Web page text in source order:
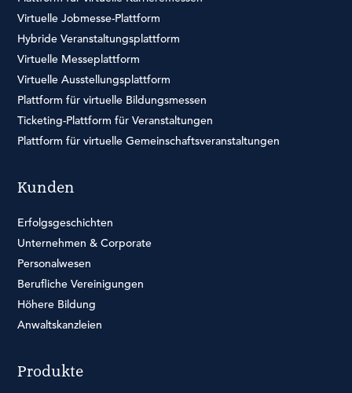
Virtuelle Jobmesse-Plattform
Hybride Veranstaltungsplattform
Virtuelle Messeplattform
Virtuelle Ausstellungsplattform
Plattform für virtuelle Bildungsmessen
Ticketing-Plattform für Veranstaltungen
Plattform für virtuelle Gemeinschaftsveranstaltungen
Kunden
Erfolgsgeschichten
Unternehmen & Corporate
Personalwesen
Berufliche Vereinigungen
Höhere Bildung
Anwaltskanzleien
Produkte